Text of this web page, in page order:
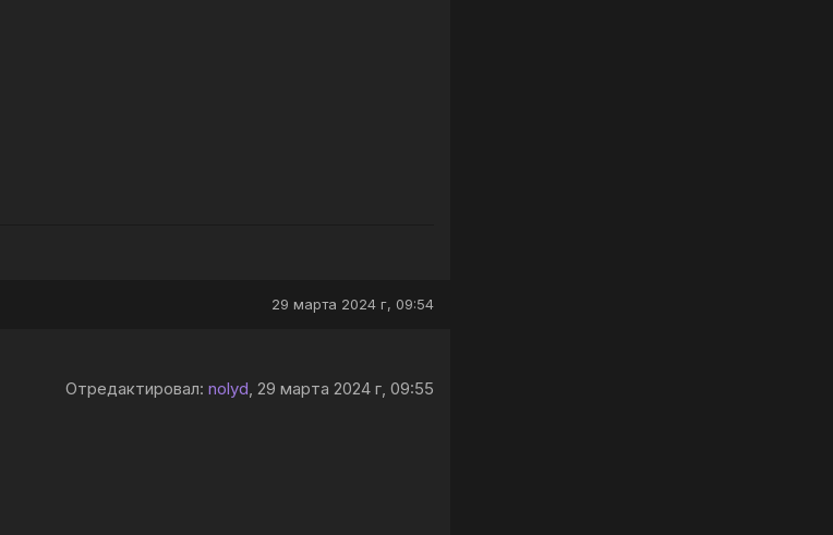
29 марта 2024 г, 09:54
Отредактировал: nolyd , 29 марта 2024 г, 09:55